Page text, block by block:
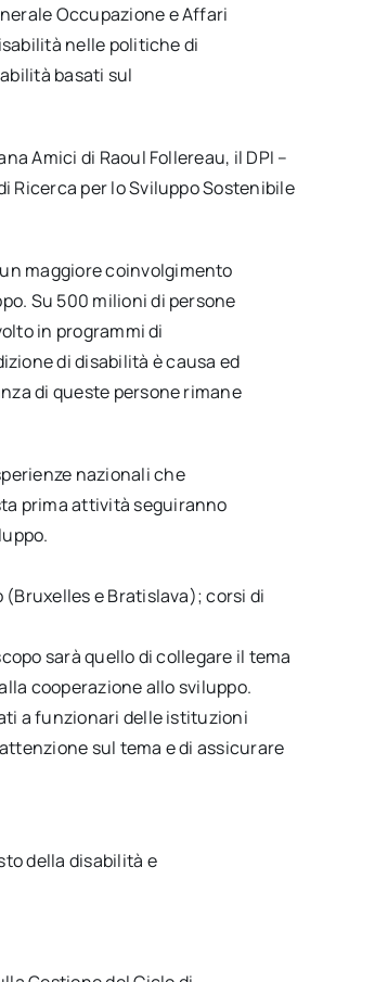
Occupazione e Affari
nelle politiche di
basati sul
Amici di Raoul Follereau, il DPI –
Ricerca per lo Sviluppo Sostenibile
maggiore coinvolgimento
Su 500 milioni di persone
in programmi di
di disabilità è causa ed
di queste persone rimane
nazionali che
prima attività seguiranno
e Bratislava); corsi di
sarà quello di collegare il tema
cooperazione allo sviluppo.
a funzionari delle istituzioni
sul tema e di assicurare
della disabilità e